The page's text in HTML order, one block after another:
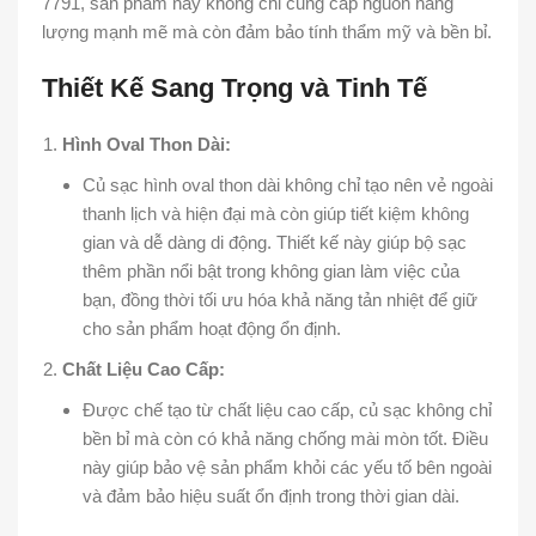
lượng mạnh mẽ mà còn đảm bảo tính thẩm mỹ và bền bỉ.
Thiết Kế Sang Trọng và Tinh Tế
Hình Oval Thon Dài:
Củ sạc hình oval thon dài không chỉ tạo nên vẻ ngoài
thanh lịch và hiện đại mà còn giúp tiết kiệm không
gian và dễ dàng di động. Thiết kế này giúp bộ sạc
thêm phần nổi bật trong không gian làm việc của
bạn, đồng thời tối ưu hóa khả năng tản nhiệt để giữ
cho sản phẩm hoạt động ổn định.
Chất Liệu Cao Cấp:
Được chế tạo từ chất liệu cao cấp, củ sạc không chỉ
bền bỉ mà còn có khả năng chống mài mòn tốt. Điều
này giúp bảo vệ sản phẩm khỏi các yếu tố bên ngoài
và đảm bảo hiệu suất ổn định trong thời gian dài.